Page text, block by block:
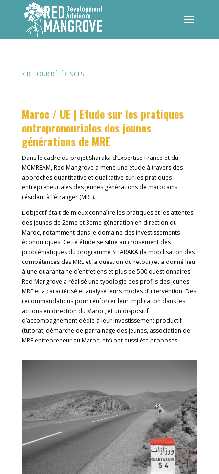
< RETOUR RÉFÉRENCES
Maroc / UE | Etude sur les pratiques
entrepreneuriales des jeunes
générations de MRE
Dans le cadre du projet Sharaka d’Expertise France et du
MCMREAM, Red Mangrove a mené une étude à travers des
approches quantitative et qualitative sur les pratiques
entrepreneuriales des jeunes générations de marocains
résidant à l’étranger (MRE).
L’objectif était de mieux connaître les pratiques et les attentes
des jeunes de 2ème et 3ème génération en direction du
Maroc, notamment dans le domaine des investissements
économiques. Cette étude se situe au croisement des
problématiques du programme SHARAKA (la mobilisation des
compétences des MRE et la question du retour) et a donné lieu
à une quarantaine d’entretiens et plus de 500 questionnaires.
Red Mangrove a réalisé une typologie des profils des jeunes
MRE et a caractérisé et analysé leurs modes d’intervention. Des
recommandations pour renforcer leur implication dans les
actions en direction du Maroc, et un dispositif
d’accompagnement dédié à leur investissement productif
(tutorat, démarche de parrainage des jeunes, association de
MRE entrepreneur au Maroc, etc) ont aussi été proposés.